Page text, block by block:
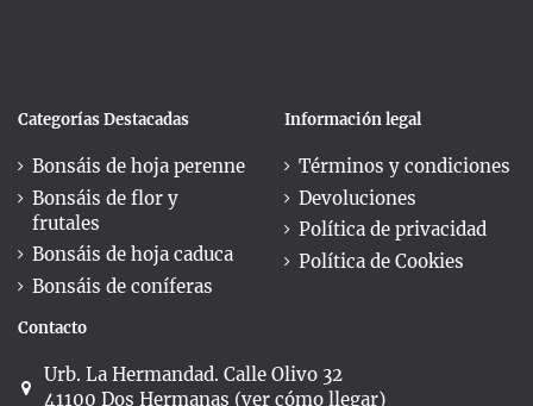
Categorías Destacadas
Bonsáis de hoja perenne
Bonsáis de flor y
frutales
Bonsáis de hoja caduca
Bonsáis de coníferas
Información legal
Términos y condiciones
Devoluciones
Política de privacidad
Política de Cookies
Contacto
Urb. La Hermandad. Calle Olivo 32
41100 Dos Hermanas (ver cómo llegar)